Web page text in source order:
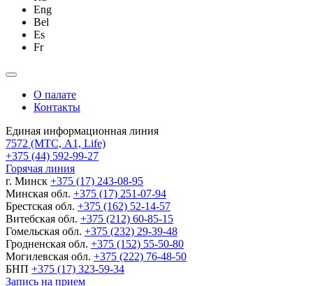
Eng
Bel
Es
Fr
О палате
Контакты
Единая информационная линия
7572 (МТС, A1, Life)
+375 (44) 592-99-27
Горячая линия
г. Минск +375 (17) 243-08-95
Минская обл. +375 (17) 251-07-94
Брестская обл. +375 (162) 52-14-57
Витебская обл. +375 (212) 60-85-15
Гомельская обл. +375 (232) 29-39-48
Гродненская обл. +375 (152) 55-50-80
Могилевская обл. +375 (222) 76-48-50
БНП +375 (17) 323-59-34
Запись на прием